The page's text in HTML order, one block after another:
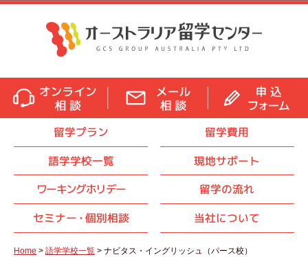
留学プラン
留学費用
語学学校一覧
現地サポート
ワーキングホリデー
留学の流れ
セミナー・ 個別相談 当社について
Home > 語学学校一覧 > ナビタス・イングリッシュ（パース校）